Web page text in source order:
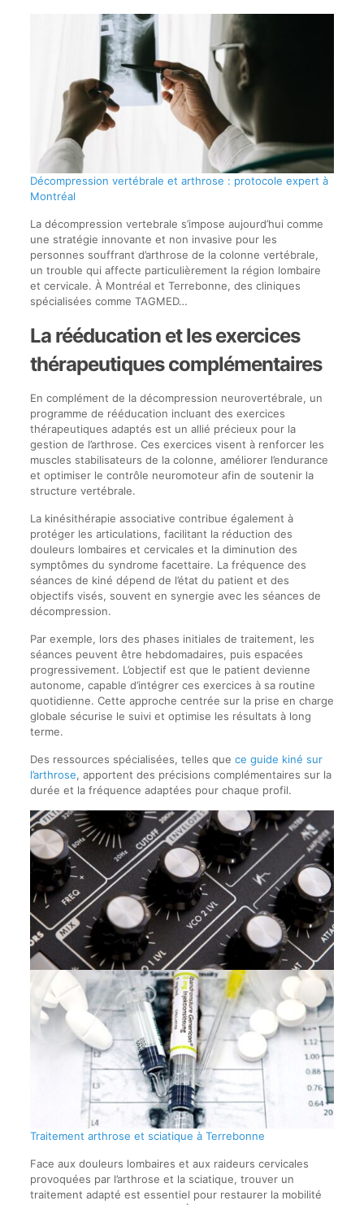
Décompression vertébrale et arthrose : protocole expert à
Montréal
La décompression vertebrale s’impose aujourd’hui comme
une stratégie innovante et non invasive pour les
personnes souffrant d’arthrose de la colonne vertébrale,
un trouble qui affecte particulièrement la région lombaire
et cervicale. À Montréal et Terrebonne, des cliniques
spécialisées comme TAGMED…
La rééducation et les exercices
thérapeutiques complémentaires
En complément de la décompression neurovertébrale, un
programme de rééducation incluant des exercices
thérapeutiques adaptés est un allié précieux pour la
gestion de l’arthrose. Ces exercices visent à renforcer les
muscles stabilisateurs de la colonne, améliorer l’endurance
et optimiser le contrôle neuromoteur afin de soutenir la
structure vertébrale.
La kinésithérapie associative contribue également à
protéger les articulations, facilitant la réduction des
douleurs lombaires et cervicales et la diminution des
symptômes du syndrome facettaire. La fréquence des
séances de kiné dépend de l’état du patient et des
objectifs visés, souvent en synergie avec les séances de
décompression.
Par exemple, lors des phases initiales de traitement, les
séances peuvent être hebdomadaires, puis espacées
progressivement. L’objectif est que le patient devienne
autonome, capable d’intégrer ces exercices à sa routine
quotidienne. Cette approche centrée sur la prise en charge
globale sécurise le suivi et optimise les résultats à long
terme.
Des ressources spécialisées, telles que ce guide kiné sur
l’arthrose, apportent des précisions complémentaires sur la
durée et la fréquence adaptées pour chaque profil.
Traitement arthrose et sciatique à Terrebonne
Face aux douleurs lombaires et aux raideurs cervicales
provoquées par l’arthrose et la sciatique, trouver un
traitement adapté est essentiel pour restaurer la mobilité